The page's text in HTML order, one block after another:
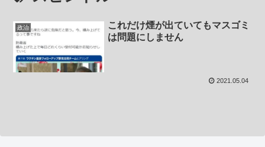
政治
これだけ煙が出ていてもマスゴミ
は問題にしません
2021.05.04